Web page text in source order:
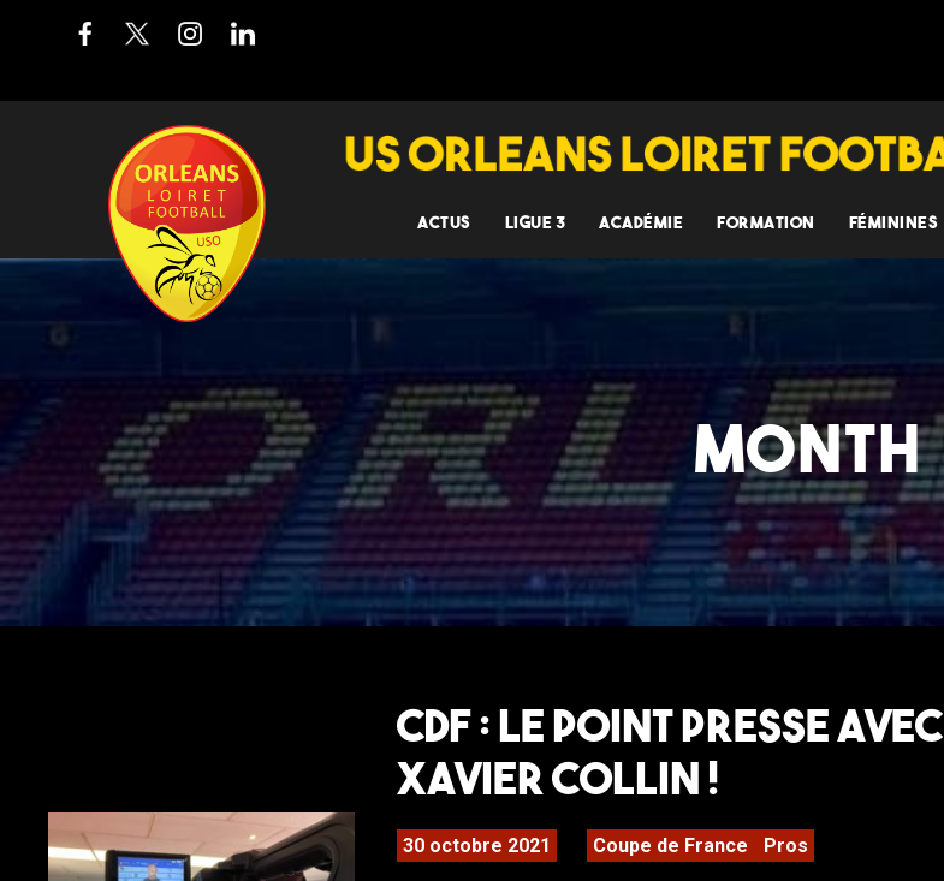
ACTUS LIGUE 3 ACADÉMIE FORMATION FÉMININES
MONTH
CDF : Le Point Presse avec
Xavier Collin !
30 octobre 2021 Coupe de France Pros